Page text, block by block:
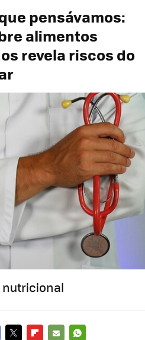
pensávamos:
alimentos
revela riscos do
nutricional